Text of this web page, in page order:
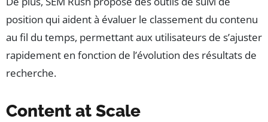
position qui aident à évaluer le classement du contenu
au fil du temps, permettant aux utilisateurs de s’ajuster
rapidement en fonction de l’évolution des résultats de
recherche.
Content at Scale